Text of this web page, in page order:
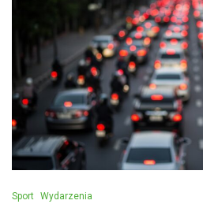
Sport Wydarzenia